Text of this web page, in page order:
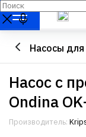
Насосы для
Насос с
Ondina
Производитель: